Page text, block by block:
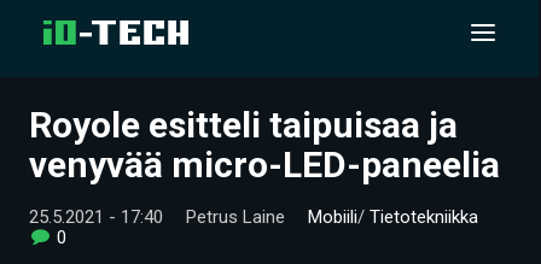
UUTISET
VIDEOT
Royole esitteli taipuisaa ja
venyvää micro-LED-paneelia
25.5.2021 - 17:40 Petrus Laine Mobiili/ Tietotekniikka
0